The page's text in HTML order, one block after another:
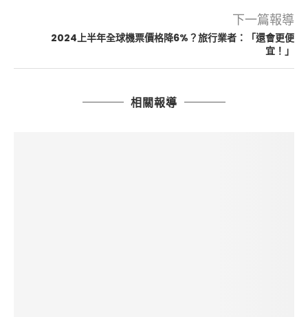
下一篇報導
2024上半年全球機票價格降6%？旅行業者：「還會更便
宜！」
相關報導